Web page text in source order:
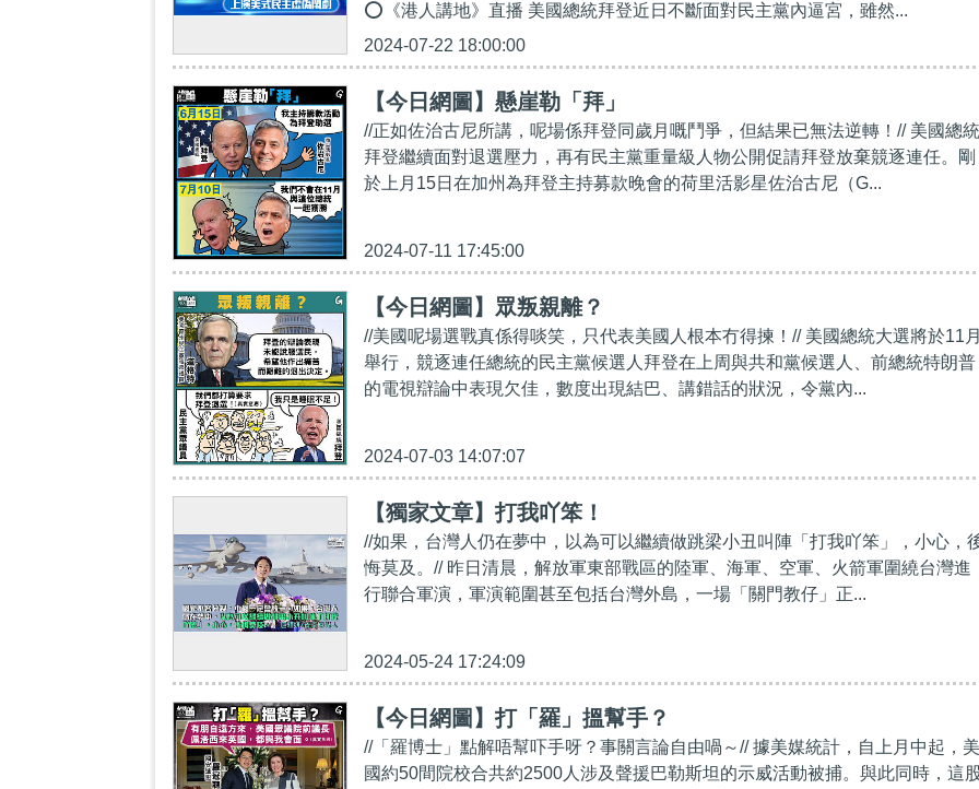
⭕《港人講地》直播 美國總統拜登近日不斷面對民主黨內逼宮，雖然...
2024-07-22 18:00:00
【今日網圖】懸崖勒「拜」
//正如佐治古尼所講，呢場係拜登同歲月嘅鬥爭，但結果已無法逆轉！// 美國總統
拜登繼續面對退選壓力，再有民主黨重量級人物公開促請拜登放棄競逐連任。剛
於上月15日在加州為拜登主持募款晚會的荷里活影星佐治古尼（G...
2024-07-11 17:45:00
【今日網圖】眾叛親離？
//美國呢場選戰真係得啖笑，只代表美國人根本冇得揀！// 美國總統大選將於11
舉行，競逐連任總統的民主黨候選人拜登在上周與共和黨候選人、前總統特朗普
的電視辯論中表現欠佳，數度出現結巴、講錯話的狀況，令黨內...
2024-07-03 14:07:07
【獨家文章】打我吖笨！
//如果，台灣人仍在夢中，以為可以繼續做跳梁小丑叫陣「打我吖笨」，小心，
悔莫及。// 昨日清晨，解放軍東部戰區的陸軍、海軍、空軍、火箭軍圍繞台灣進
行聯合軍演，軍演範圍甚至包括台灣外島，一場「關門教仔」正...
2024-05-24 17:24:09
【今日網圖】打「羅」搵幫手？
//「羅博士」點解唔幫吓手呀？事關言論自由喎～// 據美媒統計，自上月中起，美
國約50間院校合共約2500人涉及聲援巴勒斯坦的示威活動被捕。與此同時，這